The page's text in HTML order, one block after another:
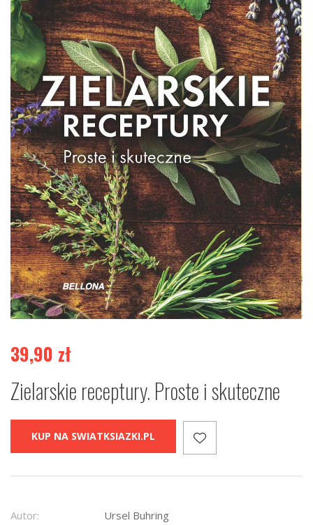
39,90 zł
Zielarskie receptury. Proste i skuteczne
KUP NA SWIATKSIAZKI.PL
Autor: Ursel Buhring